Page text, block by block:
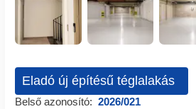
Eladó új építésű téglalakás
Belső azonosító: 2026/021